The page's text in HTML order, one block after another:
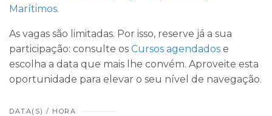
Marítimos.
As vagas são limitadas. Por isso, reserve já a sua
participação: consulte os Cursos agendados e
escolha a data que mais lhe convém. Aproveite esta
oportunidade para elevar o seu nível de navegação.
DATA(S) / HORA